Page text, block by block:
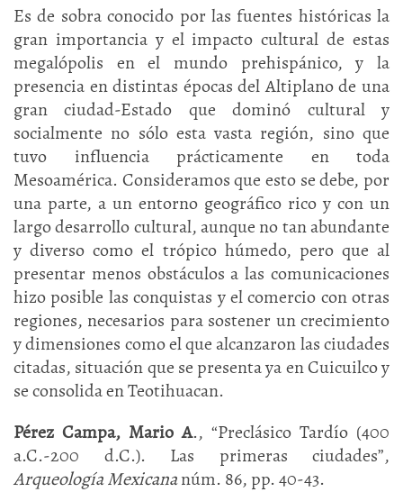
Es de sobra conocido por las fuentes históricas la
gran importancia y el impacto cultural de estas
megalópolis en el mundo prehispánico, y la
presencia en distintas épocas del Altiplano de una
gran ciudad-Estado que dominó cultural y
socialmente no sólo esta vasta región, sino que
tuvo influencia prácticamente en toda
Mesoamérica. Consideramos que esto se debe, por
una parte, a un entorno geográfico rico y con un
largo desarrollo cultural, aunque no tan abundante
y diverso como el trópico húmedo, pero que al
presentar menos obstáculos a las comunicaciones
hizo posible las conquistas y el comercio con otras
regiones, necesarios para sostener un crecimiento
y dimensiones como el que alcanzaron las ciudades
citadas, situación que se presenta ya en Cuicuilco y
se consolida en Teotihuacan.
Pérez Campa, Mario A., “Preclásico Tardío (400
a.C.-200 d.C.). Las primeras ciudades”,
Arqueología Mexicananúm. 86, pp. 40-43.